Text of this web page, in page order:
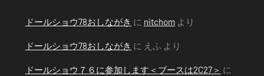
ドールショウ78おしながき に nitchomより
ドールショウ78おしながき に えふ より
ドールショウ７６に参加します＜ブースは2C27＞ に